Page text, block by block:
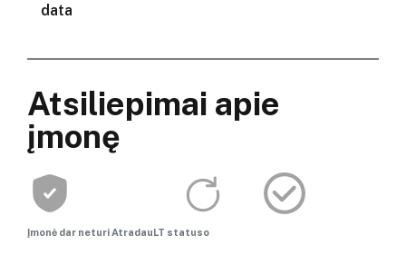
data
Atsiliepimai apie
įmonę
Įmonė dar neturi AtradauLT statuso